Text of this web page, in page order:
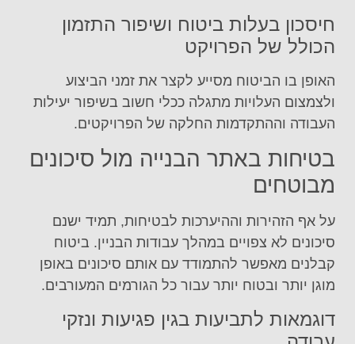
חיסכון בעלות ביטוח ושיפור התזמון
הכולל של הפרויקט
האופן בו הביטוח מסייע לקצר את זמני הביצוע
ולצמצום העלויות מתגלה ככלי חשוב בשיפור יעילות
העבודה וההתקדמות החלקה של הפרויקטים.
בטיחות באתר הבנייה מול סיכונים
מבוטחים
על אף הזהירות וההיערכות לבטיחות, תמיד ישנם
סיכונים לא צפויים במהלך עבודות הבניין. ביטוח
קבלנים מאפשר להתמודד עם אותם סיכונים באופן
מוגן יותר ובטוח יותר עבור כל הגורמים המעורבים.
דוגמאות לתביעות בגין פגיעות ונזקי